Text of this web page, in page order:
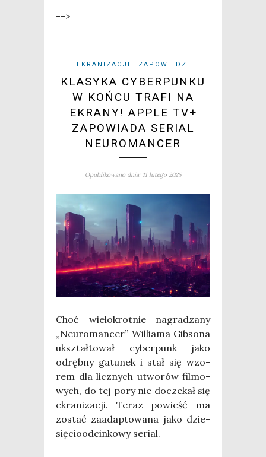
-->
EKRANIZACJE ZAPOWIEDZI
KLASYKA CYBERPUNKU
W KOŃCU TRAFI NA
EKRANY! APPLE TV+
ZAPOWIADA SERIAL
NEUROMANCER
Opublikowano dnia: 11 lutego 2025
Choć wie­lo­krot­nie nagra­dza­ny
„Neu­ro­man­cer” Wil­lia­ma Gib­so­na
ukształ­to­wał cyber­punk jako
odręb­ny gatu­nek i stał się wzo­
rem dla licz­nych utwo­rów fil­mo­
wych, do tej pory nie docze­kał się
ekra­ni­za­cji. Teraz powieść ma
zostać zaadap­to­wa­na jako dzie­
się­cio­od­cin­ko­wy serial.